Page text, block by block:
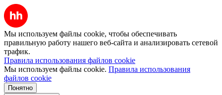
Мы используем файлы cookie, чтобы обеспечивать
правильную работу нашего веб-сайта и анализировать сетевой
трафик.
Правила использования файлов cookie
Мы используем файлы cookie. Правила использования
файлов cookie
Понятно